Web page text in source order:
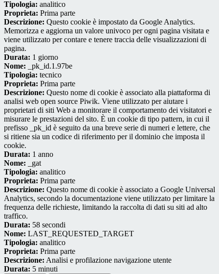
Tipologia: analitico
Proprieta: Prima parte
Descrizione: Questo cookie è impostato da Google Analytics.
Memorizza e aggiorna un valore univoco per ogni pagina visitata e
viene utilizzato per contare e tenere traccia delle visualizzazioni di
pagina.
Durata: 1 giorno
Nome: _pk_id.1.97be
Tipologia: tecnico
Proprieta: Prima parte
Descrizione: Questo nome di cookie è associato alla piattaforma di
analisi web open source Piwik. Viene utilizzato per aiutare i
proprietari di siti Web a monitorare il comportamento dei visitatori e
misurare le prestazioni del sito. È un cookie di tipo pattern, in cui il
prefisso _pk_id è seguito da una breve serie di numeri e lettere, che
si ritiene sia un codice di riferimento per il dominio che imposta il
cookie.
Durata: 1 anno
Nome: _gat
Tipologia: analitico
Proprieta: Prima parte
Descrizione: Questo nome di cookie è associato a Google Universal
Analytics, secondo la documentazione viene utilizzato per limitare la
frequenza delle richieste, limitando la raccolta di dati su siti ad alto
traffico.
Durata: 58 secondi
Nome: LAST_REQUESTED_TARGET
Tipologia: analitico
Proprieta: Prima parte
Descrizione: Analisi e profilazione navigazione utente
Durata: 5 minuti